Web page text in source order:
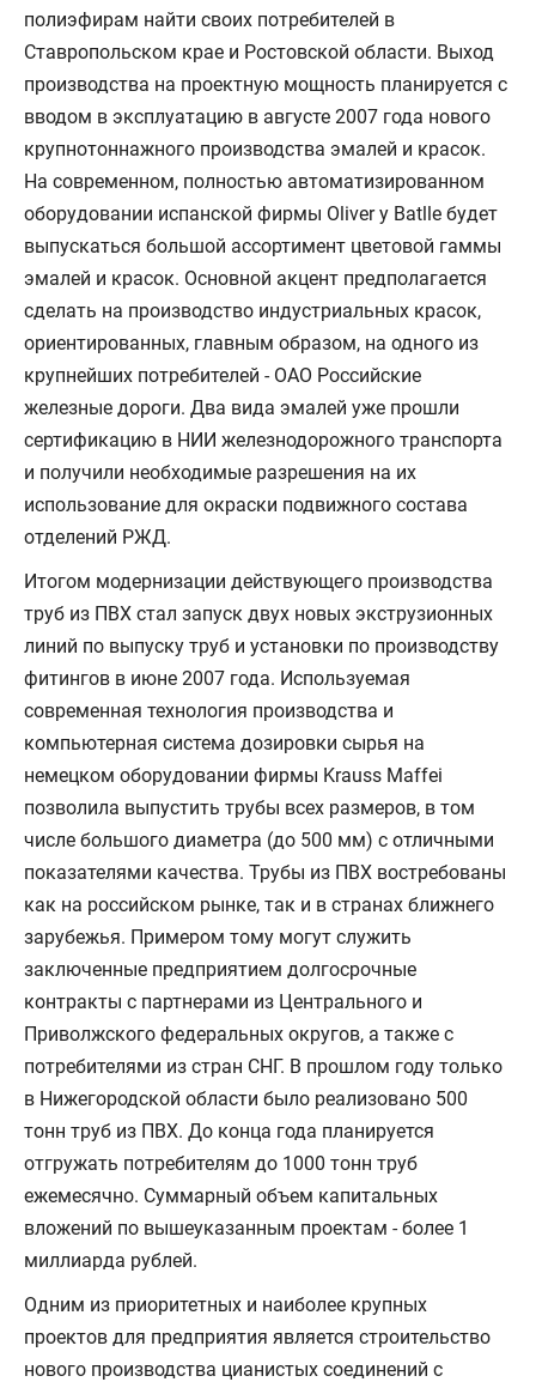
полиэфирам найти своих потребителей в
Ставропольском крае и Ростовской области. Выход
производства на проектную мощность планируется с
вводом в эксплуатацию в августе 2007 года нового
крупнотоннажного производства эмалей и красок.
На современном, полностью автоматизированном
оборудовании испанской фирмы Oliver y Batlle будет
выпускаться большой ассортимент цветовой гаммы
эмалей и красок. Основной акцент предполагается
сделать на производство индустриальных красок,
ориентированных, главным образом, на одного из
крупнейших потребителей - ОАО Российские
железные дороги. Два вида эмалей уже прошли
сертификацию в НИИ железнодорожного транспорта
и получили необходимые разрешения на их
использование для окраски подвижного состава
отделений РЖД.
Итогом модернизации действующего производства
труб из ПВХ стал запуск двух новых экструзионных
линий по выпуску труб и установки по производству
фитингов в июне 2007 года. Используемая
современная технология производства и
компьютерная система дозировки сырья на
немецком оборудовании фирмы Krauss Maffei
позволила выпустить трубы всех размеров, в том
числе большого диаметра (до 500 мм) с отличными
показателями качества. Трубы из ПВХ востребованы
как на российском рынке, так и в странах ближнего
зарубежья. Примером тому могут служить
заключенные предприятием долгосрочные
контракты с партнерами из Центрального и
Приволжского федеральных округов, а также с
потребителями из стран СНГ. В прошлом году только
в Нижегородской области было реализовано 500
тонн труб из ПВХ. До конца года планируется
отгружать потребителям до 1000 тонн труб
ежемесячно. Суммарный объем капитальных
вложений по вышеуказанным проектам - более 1
миллиарда рублей.
Одним из приоритетных и наиболее крупных
проектов для предприятия является строительство
нового производства цианистых соединений с